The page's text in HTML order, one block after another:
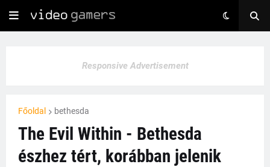
Responsive Advertisement
Főoldal bethesda
The Evil Within - Bethesda
észhez tért, korábban jelenik